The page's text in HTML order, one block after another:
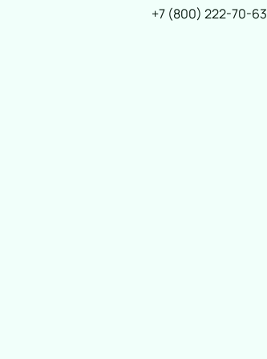
+7 (800) 222-70-63